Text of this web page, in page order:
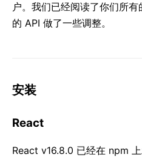
户。我们已经阅读了你们所
的 API 做了一些调整。
安装
React
React v16.8.0 已经在 npm 上